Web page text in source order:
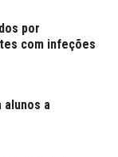
por
com infeções
alunos a